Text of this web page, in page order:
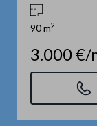
90 m2
3.000 €/